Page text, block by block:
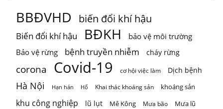
Khí hậu, đa dạng sinh học, nguồn nước, đất đai và
thêm
Photo
Xem trên Facebook · Chia sẻ
BBĐVHD biến đổi khí hậu
Biến đổi khí hậu BĐKH bảo vệ môi trường
Bảo vệ rừng bệnh truyền nhiễm cháy rừng
corona Covid-19 cơ hội việc làm Dịch bệnh
Hà Nội Hạn hán Hổ Khai thác khoáng sản khoáng sản
khu công nghiệp lũ lụt Mê Kông Mưa bão Mưa lũ